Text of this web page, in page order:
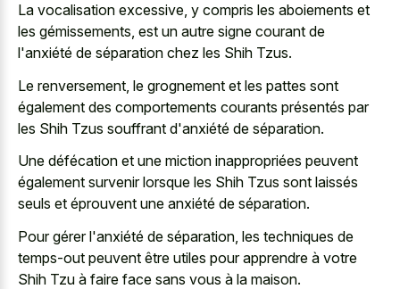
La vocalisation excessive, y compris les aboiements et
les gémissements, est un autre signe courant de
l'anxiété de séparation chez les Shih Tzus.
Le renversement, le grognement et les pattes sont
également des comportements courants présentés par
les Shih Tzus souffrant d'anxiété de séparation.
Une défécation et une miction inappropriées peuvent
également survenir lorsque les Shih Tzus sont laissés
seuls et éprouvent une anxiété de séparation.
Pour gérer l'anxiété de séparation, les techniques de
temps-out peuvent être utiles pour apprendre à votre
Shih Tzu à faire face sans vous à la maison.